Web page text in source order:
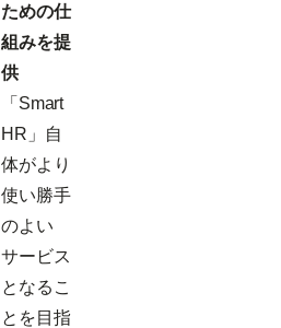
ための仕
組みを提
供
「Smart
HR」自
体がより
使い勝手
のよい
サービス
となるこ
とを目指